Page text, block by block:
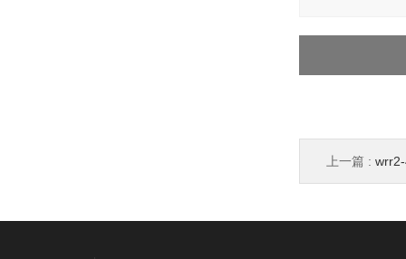
上一篇 :